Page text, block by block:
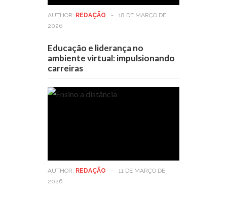
AUTHOR: REDAÇÃO -
18 DE MARÇO DE
2026
Educação e liderança no
ambiente virtual: impulsionando
carreiras
AUTHOR: REDAÇÃO -
11 DE MARÇO DE
2026